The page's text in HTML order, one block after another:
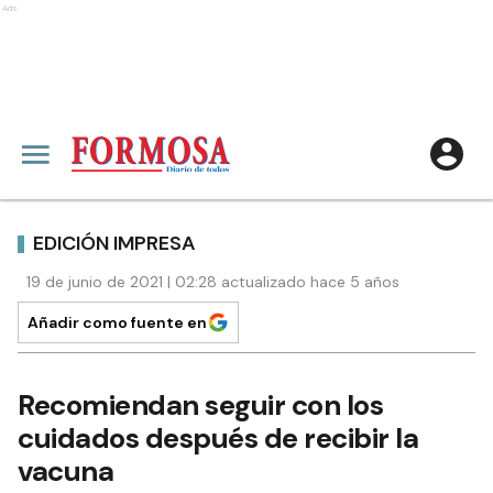
Ads
EDICIÓN IMPRESA
19 de junio de 2021 | 02:28 actualizado hace 5 años
Añadir como fuente en
Recomiendan seguir con los
cuidados después de recibir la
vacuna